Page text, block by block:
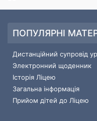
ПОПУЛЯРНІ
Дистанційний супровід
Электронний щоденник
Історія Ліцею
Загальна інформація
Прийом дітей до Ліцею